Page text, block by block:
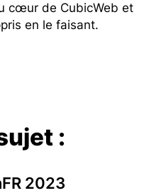
cœur de CubicWeb et
en le faisant.
:
2023